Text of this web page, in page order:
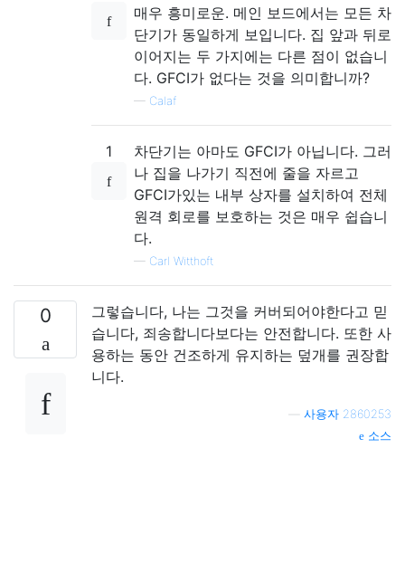
매우 흥미로운. 메인 보드에서는 모든 차
단기가 동일하게 보입니다. 집 앞과 뒤로
이어지는 두 가지에는 다른 점이 없습니
다. GFCI가 없다는 것을 의미합니까?
— Calaf
1
차단기는 아마도 GFCI가 아닙니다. 그러
나 집을 나가기 직전에 줄을 자르고
GFCI가있는 내부 상자를 설치하여 전체
원격 회로를 보호하는 것은 매우 쉽습니
다.
— Carl Witthoft
0
그렇습니다, 나는 그것을 커버되어야한다고 믿
습니다, 죄송합니다보다는 안전합니다. 또한 사
용하는 동안 건조하게 유지하는 덮개를 권장합
니다.
사용자 2860253
소스